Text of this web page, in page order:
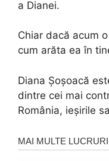
a Dianei.
Chiar dacă acum
cum arăta ea în
Diana Șoșoacă
dintre cei mai
România, ieșirile